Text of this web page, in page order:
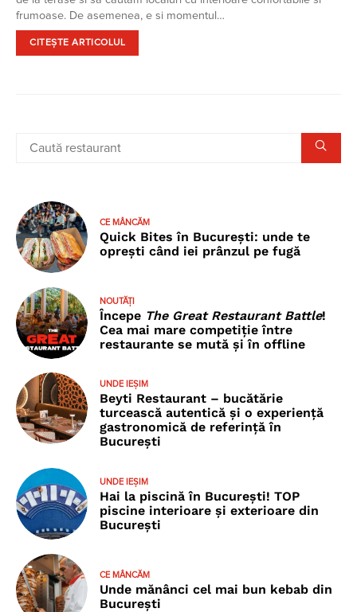
frumoase. De asemenea, e si momentul…
CITEȘTE ARTICOLUL
CE MÂNCĂM
Quick Bites în București: unde te
oprești când iei prânzul pe fugă
NOUTĂȚI
Începe The Great Restaurant Battle!
Cea mai mare competiție între
restaurante se mută și în offline
UNDE IEȘIM
Beyti Restaurant – bucătărie
turcească autentică și o experiență
gastronomică de referință în
București
UNDE IEȘIM
Hai la piscină în București! TOP
piscine interioare și exterioare din
București
CE MÂNCĂM
Unde mănânci cel mai bun kebab din
București